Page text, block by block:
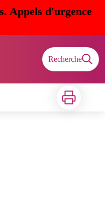
Appels d'urgence
Recherche
Imprimer